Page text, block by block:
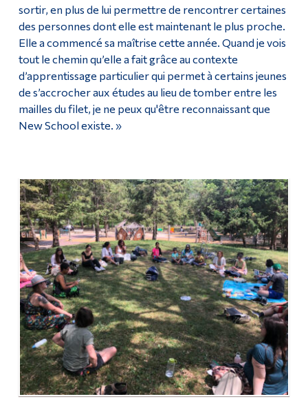
sortir, en plus de lui permettre de rencontrer certaines
des personnes dont elle est maintenant le plus proche.
Elle a commencé sa maîtrise cette année. Quand je vois
tout le chemin qu’elle a fait grâce au contexte
d’apprentissage particulier qui permet à certains jeunes
de s’accrocher aux études au lieu de tomber entre les
mailles du filet, je ne peux qu'être reconnaissant que
New School existe. »